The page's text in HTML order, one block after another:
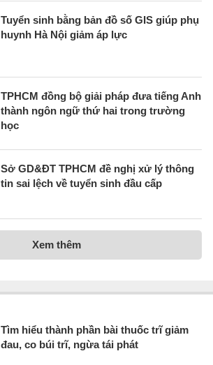
Tuyển sinh bằng bản đồ số GIS giúp phụ
huynh Hà Nội giảm áp lực
TPHCM đồng bộ giải pháp đưa tiếng Anh
thành ngôn ngữ thứ hai trong trường
học
Sở GD&ĐT TPHCM đề nghị xử lý thông
tin sai lệch về tuyển sinh đầu cấp
Xem thêm
Tìm hiểu thành phần bài thuốc trĩ giảm
đau, co búi trĩ, ngừa tái phát